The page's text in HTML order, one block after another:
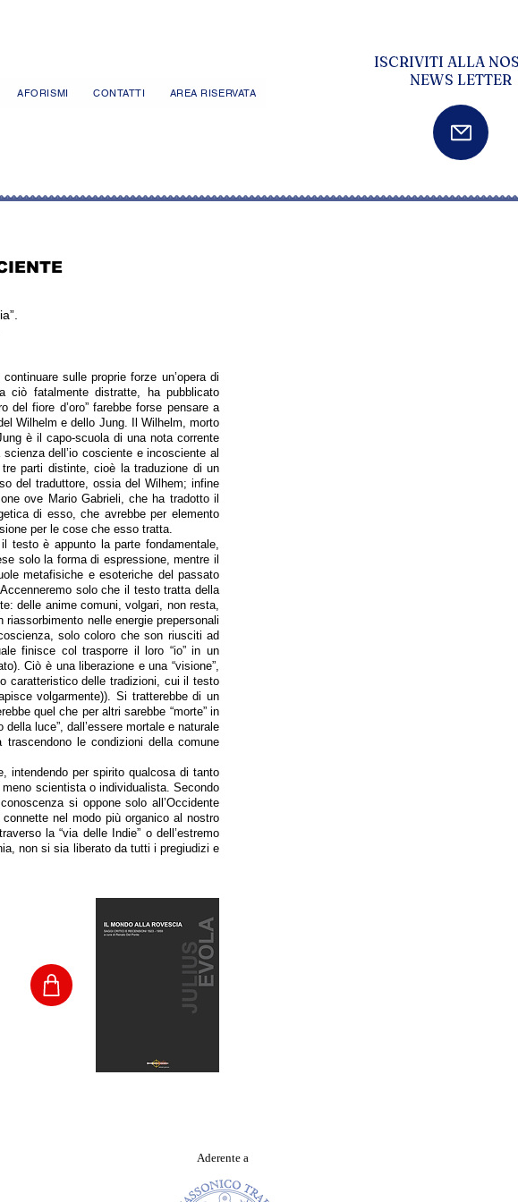
AFORISMI CONTATTI AREA RISERVATA
ISCRIVITI ALLA
NEWS LETTER
sulle proprie forze un’opera di
fatalmente distratte, ha pubblicato
fiore d’oro” farebbe forse pensare a
Wilhelm e dello Jung. Il Wilhelm, morto
è il capo-scuola di una nota corrente
dell’io cosciente e incosciente al
parti distinte, cioè la traduzione di un
del traduttore, ossia del Wilhem; infine
ove Mario Gabrieli, che ha tradotto il
di esso, che avrebbe per elemento
per le cose che esso tratta.
testo è appunto la parte fondamentale,
solo la forma di espressione, mentre il
metafisiche e esoteriche del passato
solo che il testo tratta della
delle anime comuni, volgari, non resta,
nelle energie prepersonali
solo coloro che son riusciti ad
finisce col trasporre il loro “io” in un
Ciò è una liberazione e una “visione”,
caratteristico delle tradizioni, cui il testo
volgarmente)). Si tratterebbe di un
quel che per altri sarebbe “morte” in
luce”, dall’essere mortale e naturale
le condizioni della comune
intendendo per spirito qualcosa di tanto
scientista o individualista. Secondo
si oppone solo all’Occidente
nel modo più organico al nostro
la “via delle Indie” o dell’estremo
non si sia liberato da tutti i pregiudizi e
Aderente a